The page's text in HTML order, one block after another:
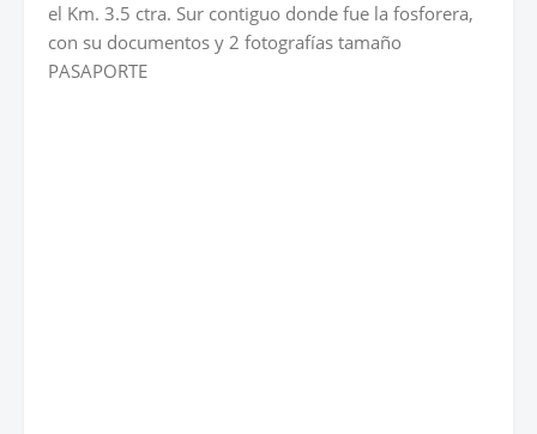
el Km. 3.5 ctra. Sur contiguo donde fue la fosforera,
con su documentos y 2 fotografías tamaño
PASAPORTE